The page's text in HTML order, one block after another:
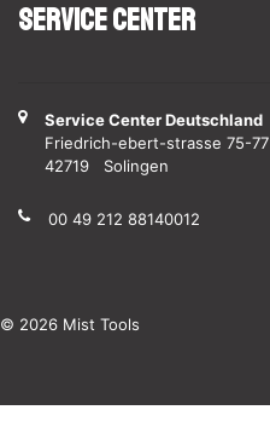
Service Center
Service Center Deutschland
Friedrich-ebert-strasse 75-77
42719 Solingen
00 49 212 88140012
© 2026 Mist Tools